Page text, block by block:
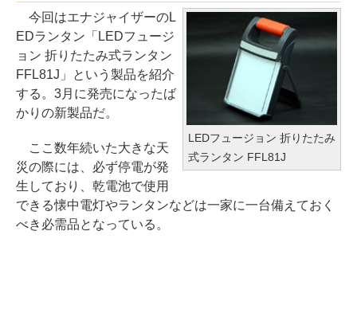
LEDフュージョン 折りたたみ
式ランタン FFL81J
今回はエナジャイザーのL
EDランタン「LEDフュージ
ョン 折りたたみ式ランタン
FFL81J」という製品を紹介
する。3月に発売になったば
かりの新製品だ。
ここ数年続いた大きな天
災の際には、必ず停電が発
生しており、乾電池で使用
できる懐中電灯やランタンなどは一家に一台備えておく
べき必需品となっている。